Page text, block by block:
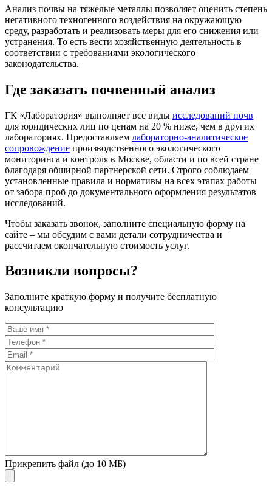
Анализ почвы на тяжелые металлы позволяет оценить степень
негативного техногенного воздействия на окружающую
среду, разработать и реализовать меры для его снижения или
устранения. То есть вести хозяйственную деятельность в
соответствии с требованиями экологического
законодательства.
Где заказать почвенный анализ
ГК «Лаборатория» выполняет все виды исследований почв
для юридических лиц по ценам на 20 % ниже, чем в других
лабораториях. Предоставляем лабораторно-аналитическое
сопровождение производственного экологического
мониторинга и контроля в Москве, области и по всей стране
благодаря обширной партнерской сети. Строго соблюдаем
установленные правила и нормативы на всех этапах работы
от забора проб до документального оформления результатов
исследований.
Чтобы заказать звонок, заполните специальную форму на
сайте – мы обсудим с вами детали сотрудничества и
рассчитаем окончательную стоимость услуг.
Возникли вопросы?
Заполните краткую форму и получите бесплатную
консультацию
Прикрепить файл (до 10 МБ)